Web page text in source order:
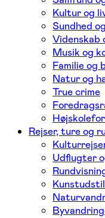
Kultur og
Sundhed
Videnskab
Musik og
Familie og
Natur og
True crime
Rejser, ture og
Udflugter